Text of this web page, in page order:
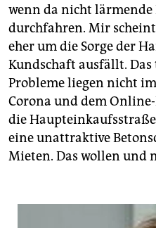
wenn da nicht lärmende
durchfahren. Mir
eher um die Sorge der
Kundschaft ausfällt. Das
Probleme liegen nicht
Corona und dem
die
eine unattraktive
Mieten. Das wollen und